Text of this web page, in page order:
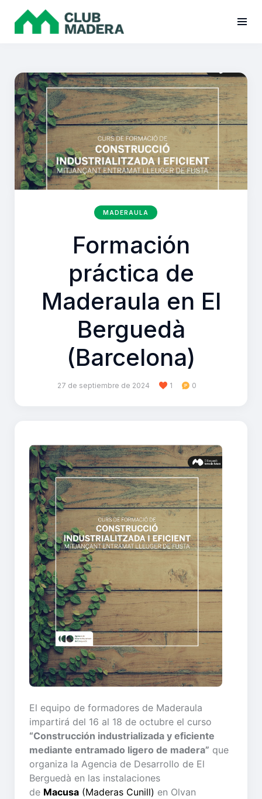
MADERAULA
Formación
práctica de
Maderaula en El
Berguedà
(Barcelona)
27 de septiembre de 2024 1 0
El equipo de formadores de Maderaula
impartirá del 16 al 18 de octubre el curso
“Construcción industrializada y eficiente
mediante entramado ligero de madera” que
organiza la Agencia de Desarrollo de El
Berguedà en las instalaciones
de Macusa (Maderas Cunill) en Olvan